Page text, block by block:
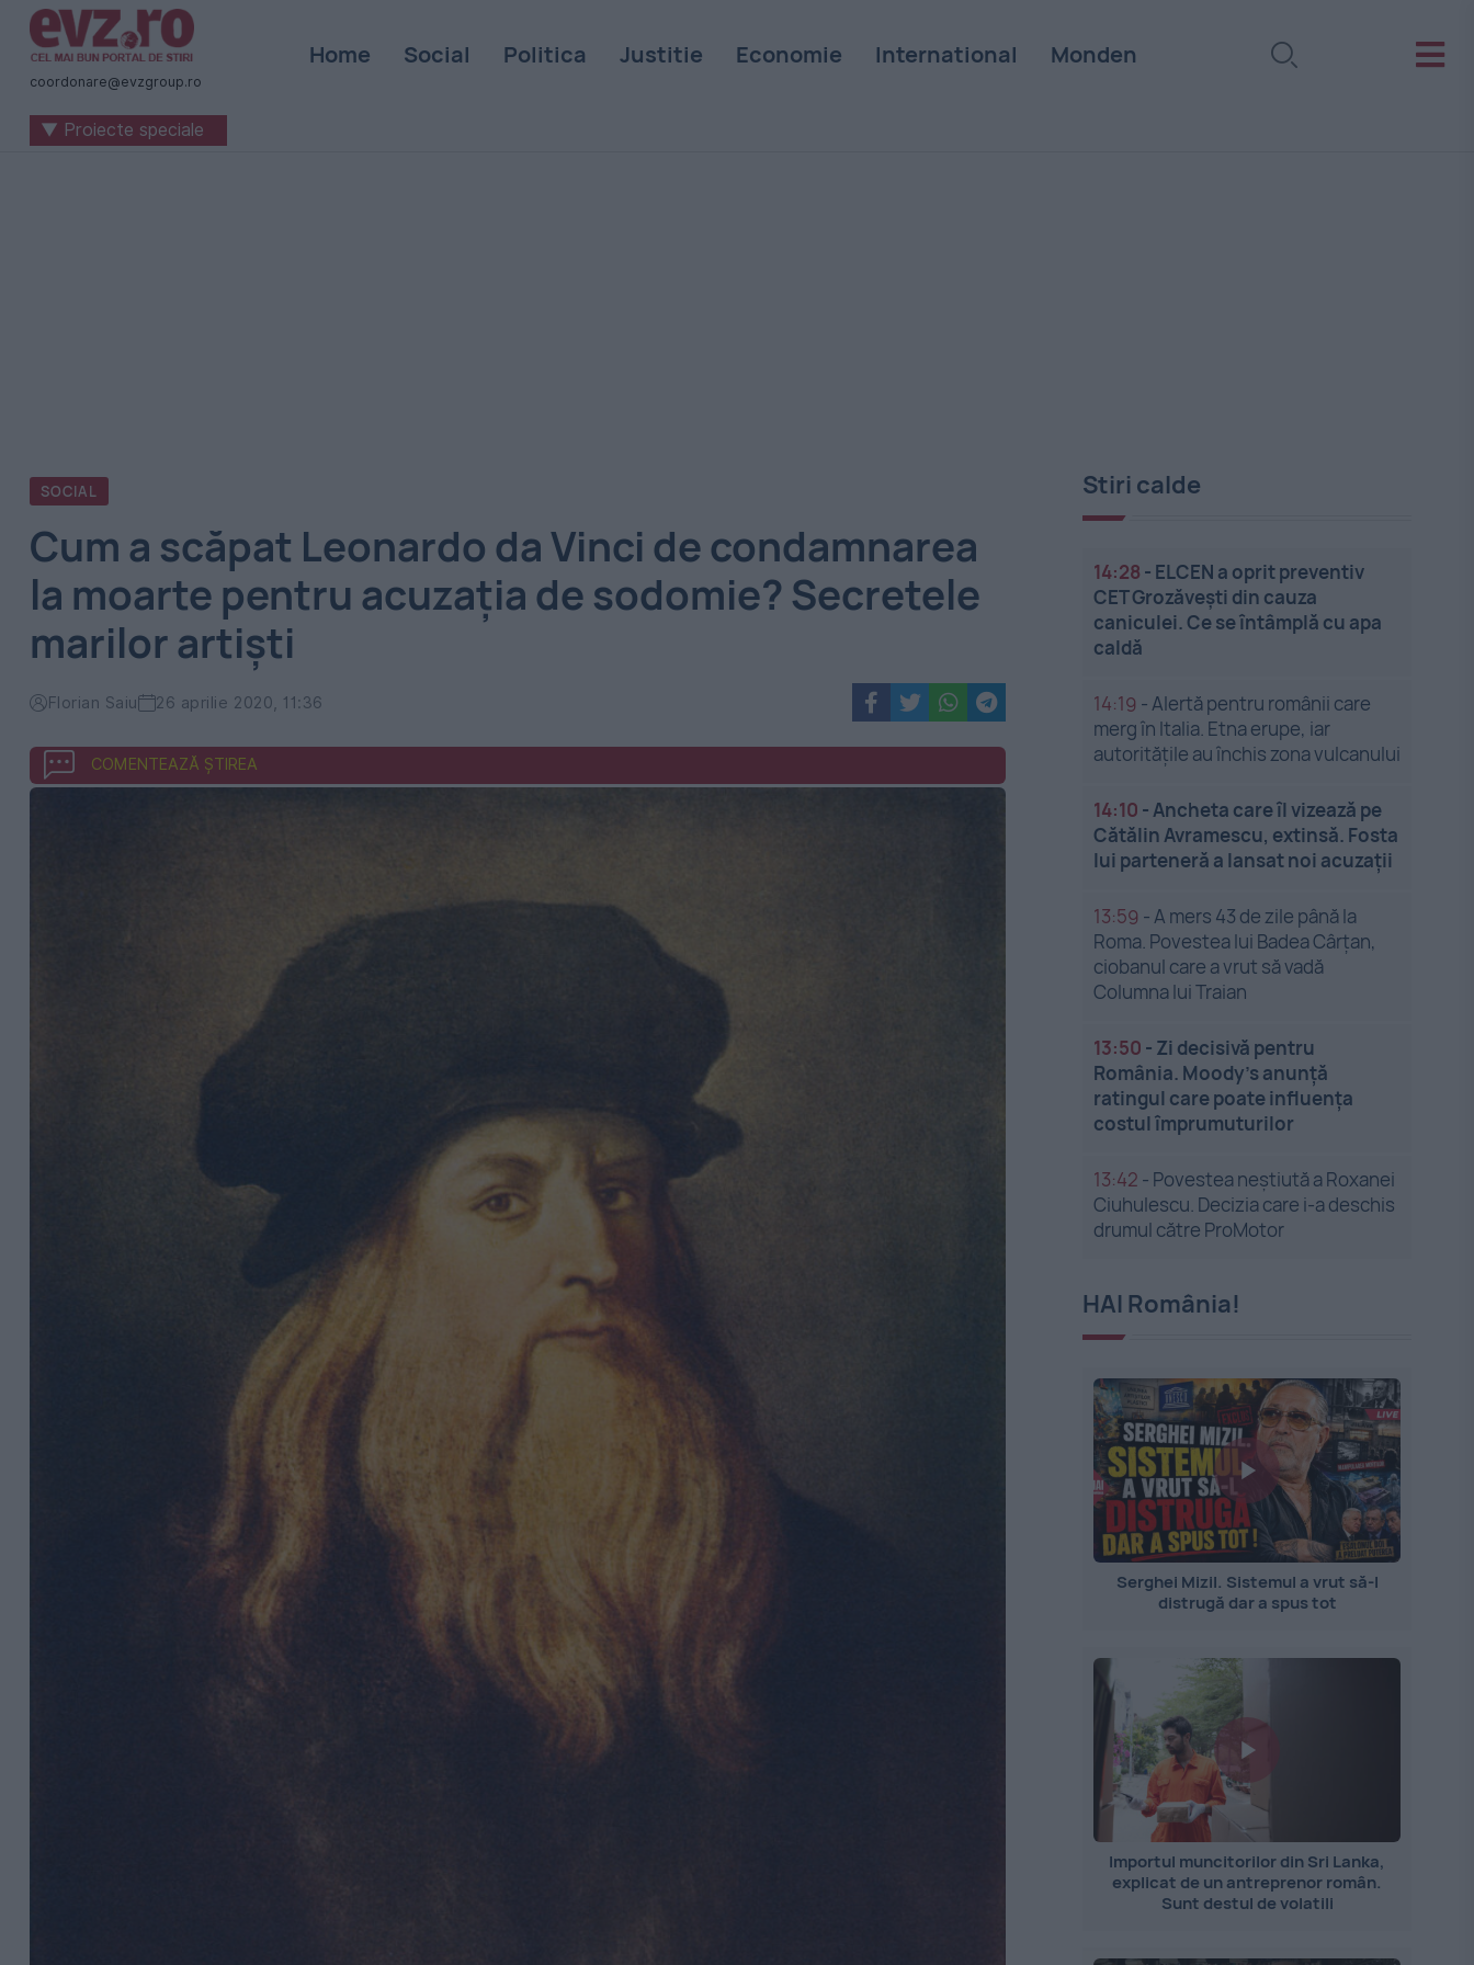
Știri
naționale
internaționale
coordonare@evzgroup.ro
Home Social Politica Justitie Economie International Monden
▼ Proiecte speciale
SOCIAL
Cum a scăpat Leonardo da Vinci de condamnarea
la moarte pentru acuzația de sodomie? Secretele
marilor artiști
Florian Saiu 26 aprilie 2020, 11:36
COMENTEAZĂ ȘTIREA
Stiri calde
14:28 - ELCEN a oprit preventiv
CET Grozăveşti din cauza
caniculei. Ce se întâmplă cu apa
caldă
14:19 -Alertă pentru românii care
merg în Italia. Etna erupe, iar
autoritățile au închis zona vulcanului
14:10 -Ancheta care îl vizează pe
Cătălin Avramescu, extinsă. Fosta
lui parteneră a lansat noi acuzații
13:59 -A mers 43 de zile până la
Roma. Povestea lui Badea Cârțan,
ciobanul care a vrut să vadă
Columna lui Traian
13:50 - Zi decisivă pentru
România. Moody’s anunță
ratingul care poate influența
costul împrumuturilor
13:42 - Povestea neștiută a Roxanei
Ciuhulescu. Decizia care i-a deschis
drumul către ProMotor
HAI România!
Serghei Mizil. Sistemul a vrut să-l
distrugă dar a spus tot
Importul muncitorilor din Sri Lanka,
explicat de un antreprenor român.
Sunt destul de volatili